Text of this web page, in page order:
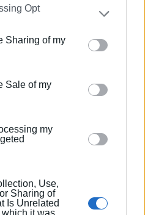
Participants
that may
parties.
app uses one or more
and store information
grant or deny consent to
to use your data for
Opt
Sharing of my
Sale of my
my
Use,
Sharing of
Is Unrelated
it was
τα οποία και το
Πρόκειται για ένα
ον, που αποτελεί
πτηνού.
αλλά έχει και αποτρεπτική
Κοσμούσε
χάλκινα αγγεία σαν
σε τρίποδες και
τον 8
εργαλείων